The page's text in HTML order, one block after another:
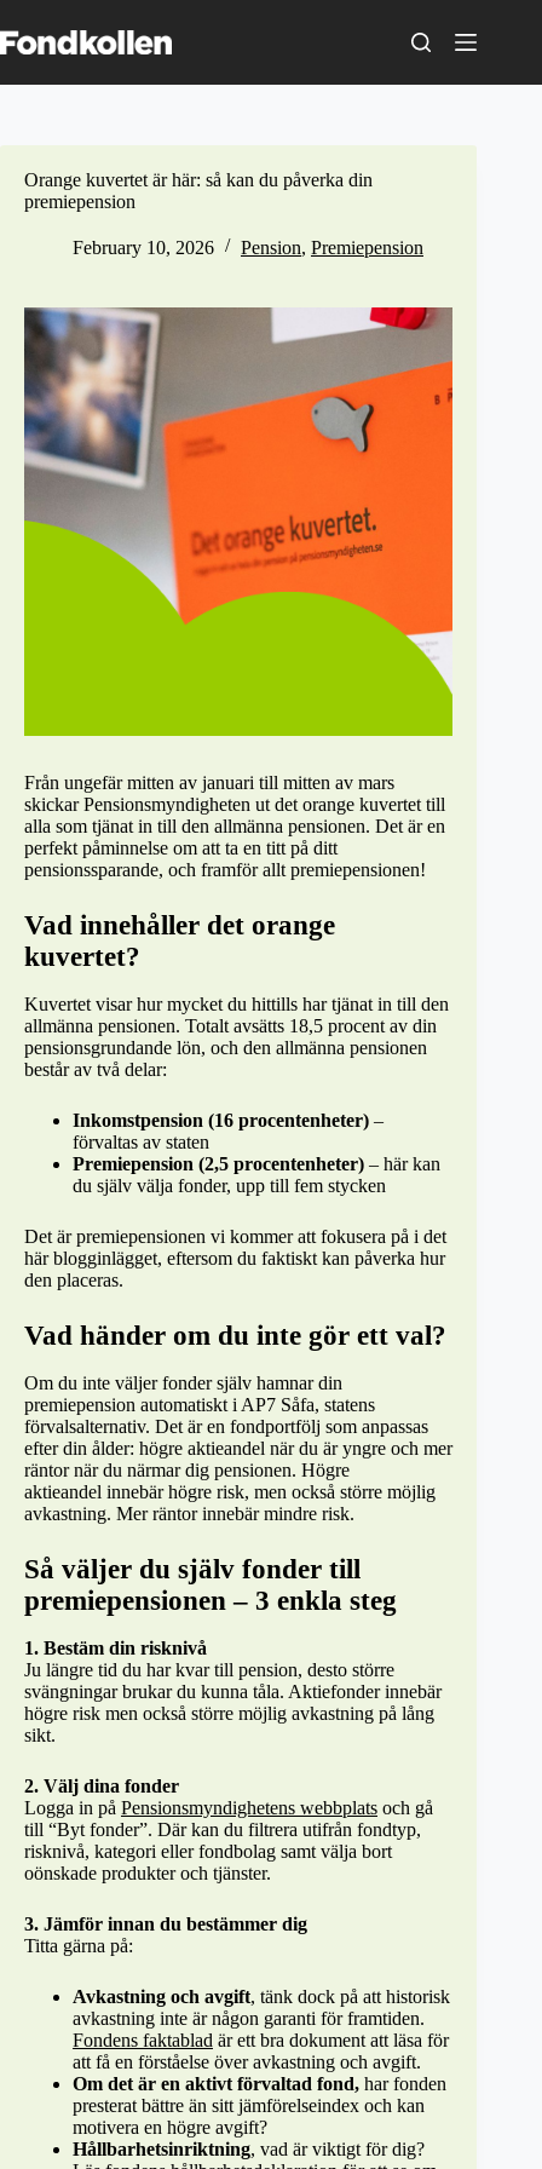
to
content
Orange kuvertet är här: så kan du påverka din
premiepension
February 10, 2026 Pension, Premiepension
Från ungefär mitten av januari till mitten av mars
skickar Pensionsmyndigheten ut det orange kuvertet till
alla som tjänat in till den allmänna pensionen. Det är en
perfekt påminnelse om att ta en titt på ditt
pensionssparande, och framför allt premiepensionen!
Vad innehåller det orange
kuvertet?
Kuvertet visar hur mycket du hittills har tjänat in till den
allmänna pensionen. Totalt avsätts 18,5 procent av din
pensionsgrundande lön, och den allmänna pensionen
består av två delar:
Inkomstpension (16 procentenheter) –
förvaltas av staten
Premiepension (2,5 procentenheter) – här kan
du själv välja fonder, upp till fem stycken
Det är premiepensionen vi kommer att fokusera på i det
här blogginlägget, eftersom du faktiskt kan påverka hur
den placeras.
Vad händer om du inte gör ett val?
Om du inte väljer fonder själv hamnar din
premiepension automatiskt i AP7 Såfa, statens
förvalsalternativ. Det är en fondportfölj som anpassas
efter din ålder: högre aktieandel när du är yngre och mer
räntor när du närmar dig pensionen. Högre
aktieandel innebär högre risk, men också större möjlig
avkastning. Mer räntor innebär mindre risk.
Så väljer du själv fonder till
premiepensionen – 3 enkla steg
1. Bestäm din risknivå
Ju längre tid du har kvar till pension, desto större
svängningar brukar du kunna tåla. Aktiefonder innebär
högre risk men också större möjlig avkastning på lång
sikt.
2. Välj dina fonder
Logga in på Pensionsmyndighetens webbplats och gå
till “Byt fonder”. Där kan du filtrera utifrån fondtyp,
risknivå, kategori eller fondbolag samt välja bort
oönskade produkter och tjänster.
3. Jämför innan du bestämmer dig
Titta gärna på:
Avkastning och avgift, tänk dock på att historisk
avkastning inte är någon garanti för framtiden.
Fondens faktablad är ett bra dokument att läsa för
att få en förståelse över avkastning och avgift.
Om det är en aktivt förvaltad fond, har fonden
presterat bättre än sitt jämförelseindex och kan
motivera en högre avgift?
Hållbarhetsinriktning, vad är viktigt för dig?